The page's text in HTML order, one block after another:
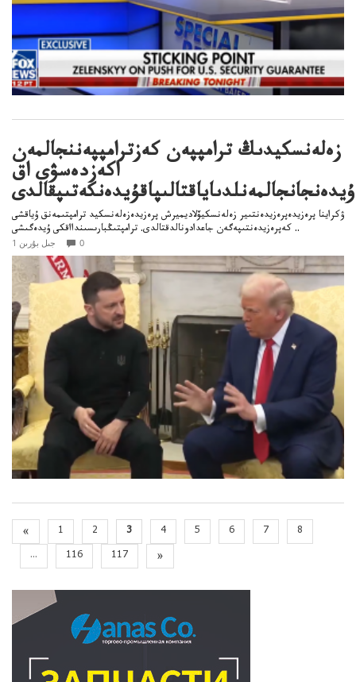
زەلەنسكيدىڭ ترامپپەن كەزترامپپەننجالمەن
اكەزدەسۋى اق
ۇيدەنجانجالمەنلدىاياقتالىپاقۇيدەنكەتىپقالدى
ۋكراينا پرەزيدەپرەزيدەنتىير زەلەنسكيۆلاديميرش پرەزيدەزەلەنسكيد ترامپتىمەنق ۇياقشى
كەپرەزيدەنتىپەگەن جاعدادونالدقتالدى. ترامپتىڭبارىسىندااقكى ۇيدەگىشى ..
1 جىل بۇرىن 0
« 1 2 3 4 5 6 7
8
...
116 117 »